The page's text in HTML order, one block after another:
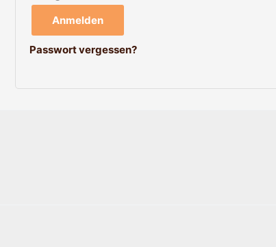
Anmelden
Passwort vergessen?